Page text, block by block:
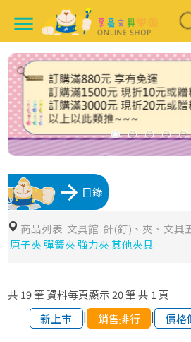
menu
arrow_forward 目錄
商品列表 文具館 針(釘)、夾、文具
原子夾 彈簧夾 強力夾 其他夾具
共 19筆 資料每頁顯示 20筆 共 1頁
新上市
| 銷售排行 | 價格